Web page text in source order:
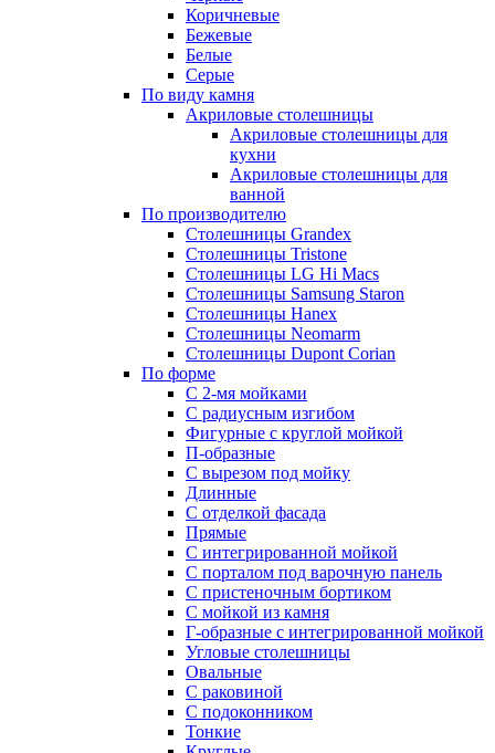
Коричневые
Бежевые
Белые
Серые
По виду камня
Акриловые столешницы
Акриловые столешницы для
кухни
Акриловые столешницы для
ванной
По производителю
Столешницы Grandex
Столешницы Tristone
Столешницы LG Hi Macs
Столешницы Samsung Staron
Столешницы Hanex
Столешницы Neomarm
Столешницы Dupont Corian
По форме
С 2-мя мойками
С радиусным изгибом
Фигурные с круглой мойкой
П-образные
С вырезом под мойку
Длинные
С отделкой фасада
Прямые
С интегрированной мойкой
С порталом под варочную панель
С пристеночным бортиком
С мойкой из камня
Г-образные с интегрированной мойкой
Угловые столешницы
Овальные
C раковиной
C подоконником
Тонкие